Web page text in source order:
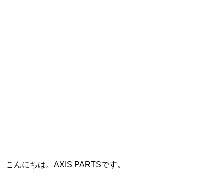
こんにちは。AXIS PARTSです。